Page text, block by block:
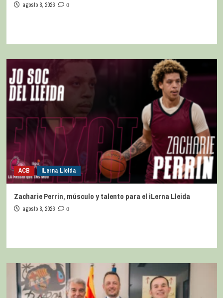
agosto 8, 2026 0
ACB iLerna Lleida
Zacharie Perrin, músculo y talento para el iLerna Lleida
agosto 8, 2026 0